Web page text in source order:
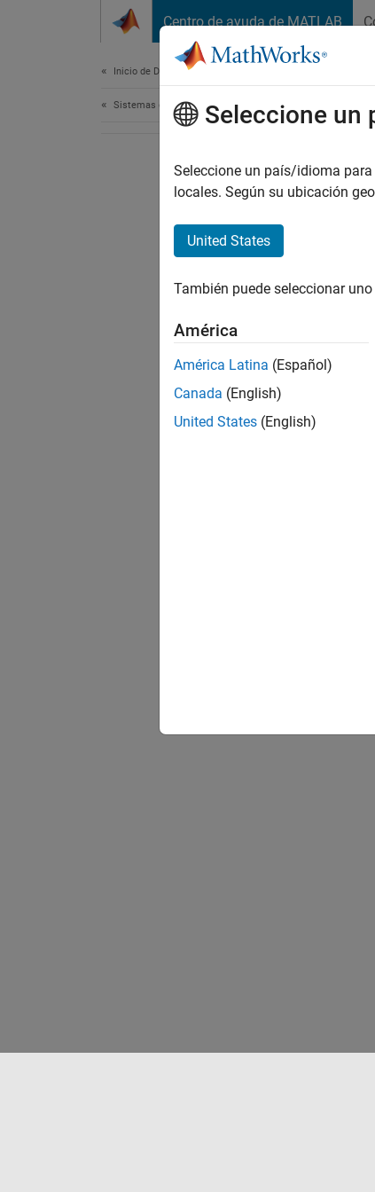
Centro de ayuda de MATLAB
Inicio de Documentación
Sistemas de control Seleccione un
Seleccione un país/idioma
locales. Según su ubicación
United States
También puede seleccionar
América
América Latina (Español)
Canada (English)
United States (English)